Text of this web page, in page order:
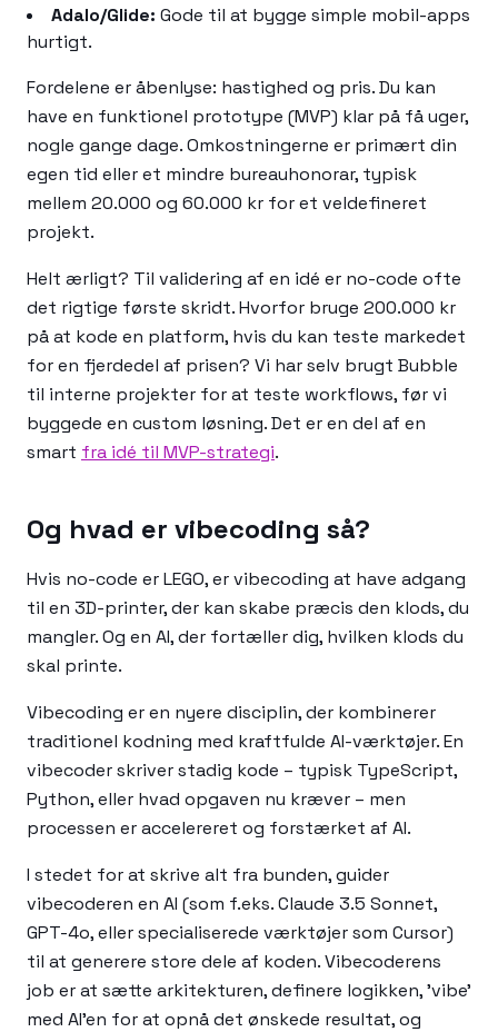
Adalo/Glide: Gode til at bygge simple mobil-apps
hurtigt.
Fordelene er åbenlyse: hastighed og pris. Du kan
have en funktionel prototype (MVP) klar på få uger,
nogle gange dage. Omkostningerne er primært din
egen tid eller et mindre bureauhonorar, typisk
mellem 20.000 og 60.000 kr for et veldefineret
projekt.
Helt ærligt? Til validering af en idé er no-code ofte
det rigtige første skridt. Hvorfor bruge 200.000 kr
på at kode en platform, hvis du kan teste markedet
for en fjerdedel af prisen? Vi har selv brugt Bubble
til interne projekter for at teste workflows, før vi
byggede en custom løsning. Det er en del af en
smart fra idé til MVP-strategi.
Og hvad er vibecoding så?
Hvis no-code er LEGO, er vibecoding at have adgang
til en 3D-printer, der kan skabe præcis den klods, du
mangler. Og en AI, der fortæller dig, hvilken klods du
skal printe.
Vibecoding er en nyere disciplin, der kombinerer
traditionel kodning med kraftfulde AI-værktøjer. En
vibecoder skriver stadig kode – typisk TypeScript,
Python, eller hvad opgaven nu kræver – men
processen er accelereret og forstærket af AI.
I stedet for at skrive alt fra bunden, guider
vibecoderen en AI (som f.eks. Claude 3.5 Sonnet,
GPT-4o, eller specialiserede værktøjer som Cursor)
til at generere store dele af koden. Vibecoderens
job er at sætte arkitekturen, definere logikken, 'vibe'
med AI'en for at opnå det ønskede resultat, og